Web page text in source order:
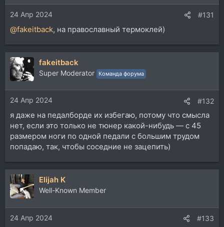
и
:24 Апр 2024 #131
@fakeitback, на православный термоклей)
fakeitback
Super Moderator Команда форума
24 Апр 2024 #132
я даже на педалборде их избегаю, потому что смысла
нет, если это только не тюнер какой-нибудь — с 45
размером ноги по одной педали с большим трудом
попадаю, так, чтобы соседние не зацепить)
Elijah K
Well-Known Member
24 Апр 2024 #133